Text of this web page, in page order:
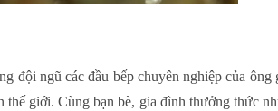
đội ngũ các đầu bếp chuyên nghiệp của ông
thế giới. Cùng bạn bè, gia đình thưởng thức